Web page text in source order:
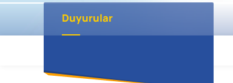
Duyurular